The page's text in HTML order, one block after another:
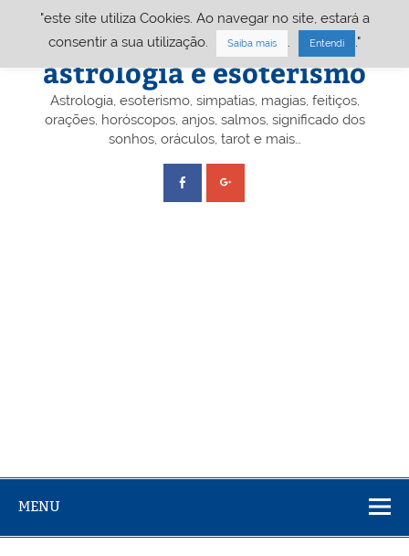
Portal A&E – Portal
astrologia e esoterismo
Astrologia, esoterismo, simpatias, magias, feitiços,
orações, horóscopos, anjos, salmos, significado dos
sonhos, oráculos, tarot e mais…
MENU
"este site utiliza Cookies. Ao navegar no site, estará a
consentir a sua utilização.
Saiba mais Entendi ."